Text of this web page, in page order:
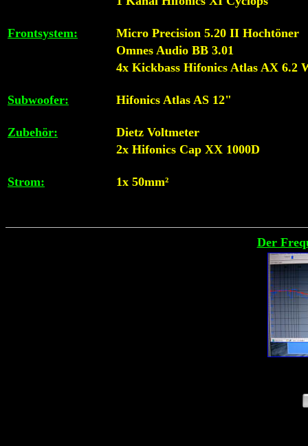
Frontsystem:
Micro Precision 5.20 II Hochtöner
Omnes Audio BB 3.01
4x Kickbass Hifonics Atlas AX 6.2
Subwoofer: Hifonics Atlas AS 12"
Zubehör:
Dietz Voltmeter
2x Hifonics Cap XX 1000D
Strom: 1x 50mm²
Der